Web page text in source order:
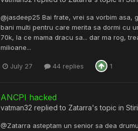
@jasdeep25 Bai frate, vrei sa vorbim asa,
bani multi pentru care merita sa dormi cu
70k, la ce mama dracu sa... dar ma rog,
milioane...
July 27 44 replies 1
ANCPI hacked
vatman32 replied to Zatarra's topic in
@Zatarra asteptam un senior sa dea